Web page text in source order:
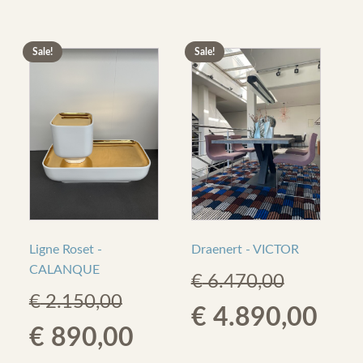
€ 537,00.€ 190,00.€ 1.670,00.
€
Sale!
Ligne Roset -
CALANQUE
€2.150,00
Original
€ 890,00Current
Sale!
Draenert - VICTOR
€6.470,00
Original
€ 4.890,00